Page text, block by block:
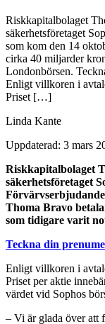
Riskkapitalbolaget
säkerhetsföretaget
som kom den 14
cirka 40 miljarder
Londonbörsen.
Enligt villkoren i
Priset […]
Linda Kante
Uppdaterad: 3 mars
Riskkapitalbolaget
säkerhetsföretaget
Thoma Bravo
som tidigare varit
Teckna din
Enligt villkoren i
Priset per aktie
värdet vid Sophos
– Vi är glada över att